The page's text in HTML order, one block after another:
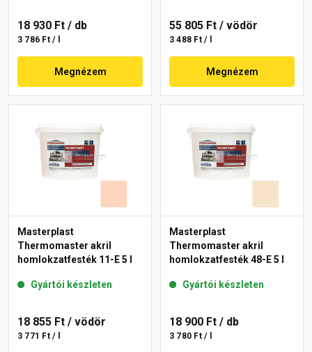
18 930 Ft / db
3 786 Ft / l
Megnézem
55 805 Ft / vödör
3 488 Ft / l
Megnézem
Masterplast
Thermomaster akril
homlokzatfesték 11-E 5 l
Gyártói készleten
18 855 Ft / vödör
3 771 Ft / l
Masterplast
Thermomaster akril
homlokzatfesték 48-E 5 l
Gyártói készleten
18 900 Ft / db
3 780 Ft / l